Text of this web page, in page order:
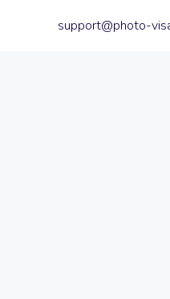
support@photo-